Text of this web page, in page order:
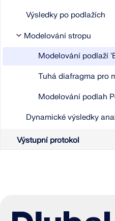
Stěnové nosníky
Doporučení
Výsledky po podlažích
Modelování stropu
Modelování podlaží
Tuhá diafragma pro
Modelování podlah
Dynamické výsledky
Výstupní protokol